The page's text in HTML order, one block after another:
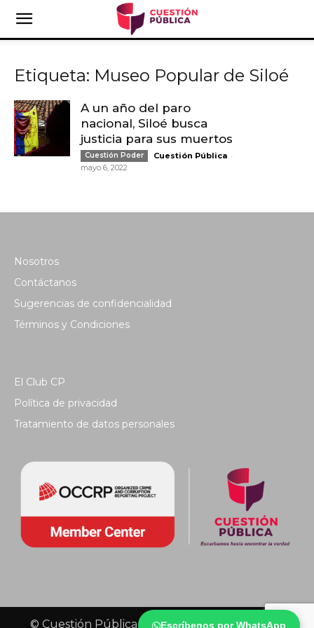
Escríbenos por WhatsApp
Etiqueta: Museo Popular de Siloé
A un año del paro
nacional, Siloé busca
justicia para sus muertos
Cuestión Poder Cuestión Pública -
mayo 6, 2022
Nosotros
Contáctanos
Sugerencias de confidencialidad
Términos y Condiciones
El Club CP
Política de privacidad
Tratamiento de datos personales
© Cuestión Pública 2018 - Todos los derechos